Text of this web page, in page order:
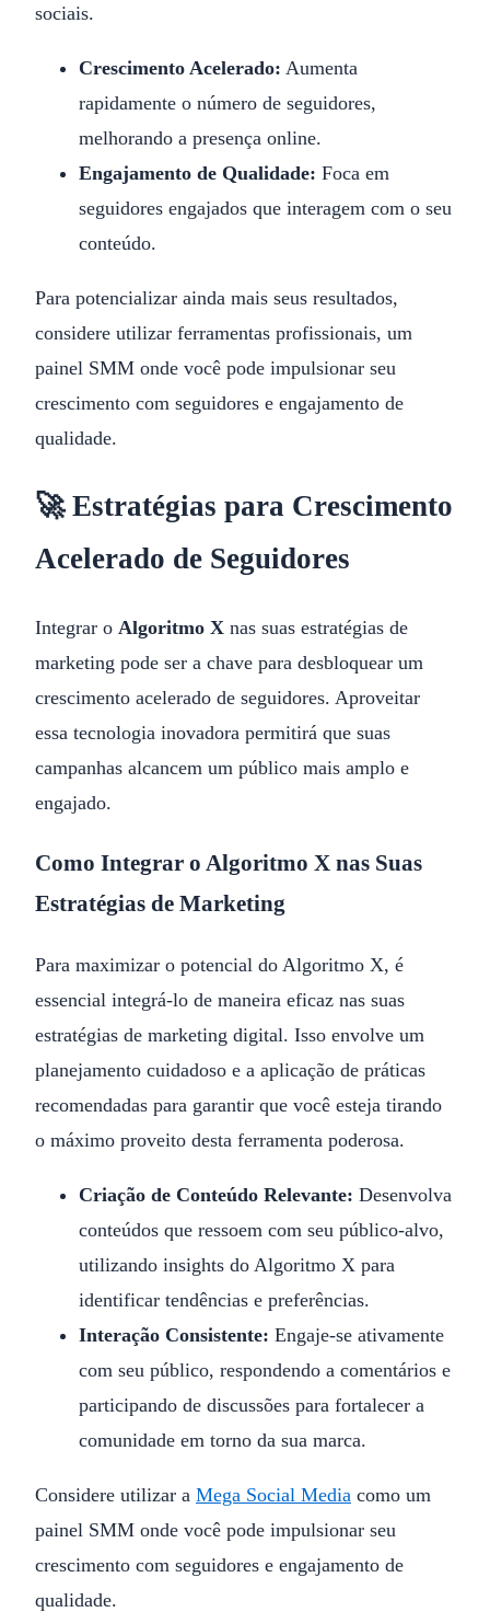
sociais.
Crescimento Acelerado: Aumenta
rapidamente o número de seguidores,
melhorando a presença online.
Engajamento de Qualidade: Foca em
seguidores engajados que interagem com o seu
conteúdo.
Para potencializar ainda mais seus resultados,
considere utilizar ferramentas profissionais, um
painel SMM onde você pode impulsionar seu
crescimento com seguidores e engajamento de
qualidade.
🚀 Estratégias para Crescimento
Acelerado de Seguidores
Integrar o Algoritmo X nas suas estratégias de
marketing pode ser a chave para desbloquear um
crescimento acelerado de seguidores. Aproveitar
essa tecnologia inovadora permitirá que suas
campanhas alcancem um público mais amplo e
engajado.
Como Integrar o Algoritmo X nas Suas
Estratégias de Marketing
Para maximizar o potencial do Algoritmo X, é
essencial integrá-lo de maneira eficaz nas suas
estratégias de marketing digital. Isso envolve um
planejamento cuidadoso e a aplicação de práticas
recomendadas para garantir que você esteja tirando
o máximo proveito desta ferramenta poderosa.
Criação de Conteúdo Relevante: Desenvolva
conteúdos que ressoem com seu público-alvo,
utilizando insights do Algoritmo X para
identificar tendências e preferências.
Interação Consistente: Engaje-se ativamente
com seu público, respondendo a comentários e
participando de discussões para fortalecer a
comunidade em torno da sua marca.
Considere utilizar a Mega Social Media como um
painel SMM onde você pode impulsionar seu
crescimento com seguidores e engajamento de
qualidade.